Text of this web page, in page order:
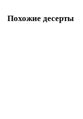
Похожие десерты